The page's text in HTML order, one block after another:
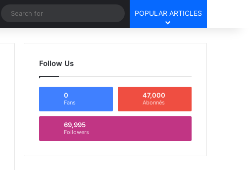
Random Article
Search
for
POPULAR ARTICLES
Follow Us
0
Fans
47,000
Abonnés
69,995
Followers